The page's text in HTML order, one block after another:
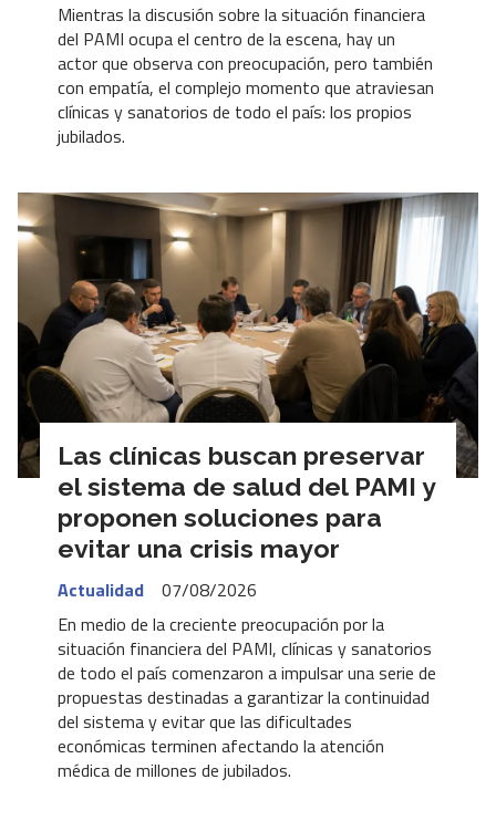
Mientras la discusión sobre la situación financiera
del PAMI ocupa el centro de la escena, hay un
actor que observa con preocupación, pero también
con empatía, el complejo momento que atraviesan
clínicas y sanatorios de todo el país: los propios
jubilados.
Las clínicas buscan preservar
el sistema de salud del PAMI y
proponen soluciones para
evitar una crisis mayor
Actualidad
07/08/2026
En medio de la creciente preocupación por la
situación financiera del PAMI, clínicas y sanatorios
de todo el país comenzaron a impulsar una serie de
propuestas destinadas a garantizar la continuidad
del sistema y evitar que las dificultades
económicas terminen afectando la atención
médica de millones de jubilados.